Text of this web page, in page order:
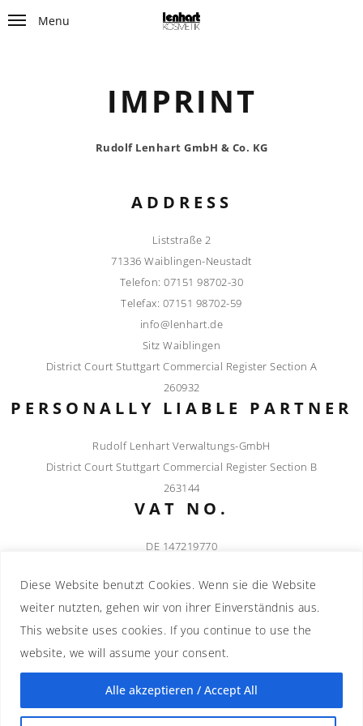
Diese Website benutzt Cookies. Wenn sie die Website
weiter nutzten, gehen wir von ihrer Einverständnis aus.
This website uses cookies. If you continue to use the
website, we will assume your consent.
Alle akzeptieren / Accept All
Menu
IMPRINT
Rudolf Lenhart GmbH & Co. KG
ADDRESS
Liststraße 2
71336 Waiblingen-Neustadt
Telefon: 07151 98702-30
Telefax: 07151 98702-59
info@lenhart.de
Sitz Waiblingen
District Court Stuttgart Commercial Register Section A
260932
PERSONALLY LIABLE PARTNER
Rudolf Lenhart Verwaltungs-GmbH
District Court Stuttgart Commercial Register Section B
263144
VAT NO.
DE 147219770
Roel Sleenhof